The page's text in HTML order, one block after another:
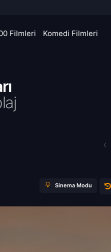
Filmleri Komedi Filmleri
Sinema Modu